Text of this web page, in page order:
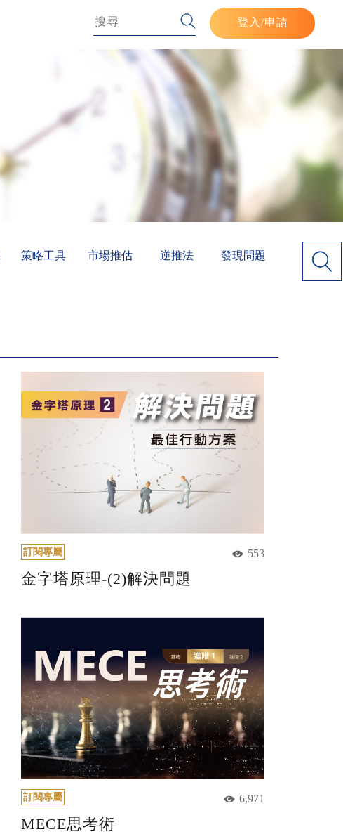
登入 /申請
策略工具 市場推估 逆推法 發現問題
訂閱專屬 553
金字塔原理-(2)解決問題
訂閱專屬 6,971
MECE思考術